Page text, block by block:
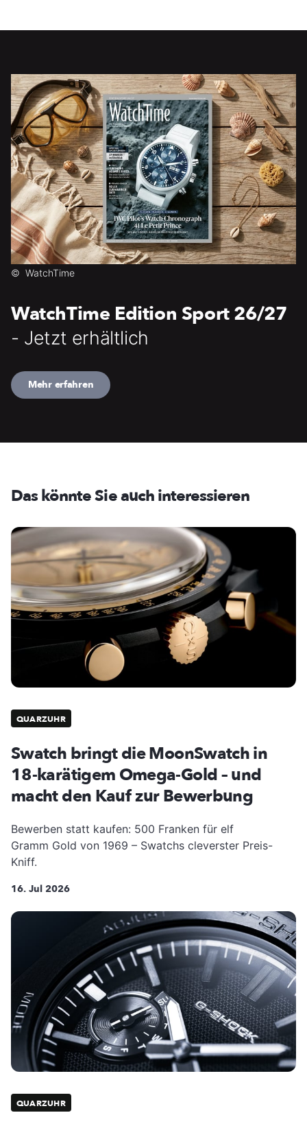
© WatchTime
WatchTime Edition Sport 26/27
- Jetzt erhältlich
Mehr erfahren
Das könnte Sie auch interessieren
QUARZUHR
Swatch bringt die MoonSwatch in
18-karätigem Omega-Gold – und
macht den Kauf zur Bewerbung
Bewerben statt kaufen: 500 Franken für elf
Gramm Gold von 1969 – Swatchs cleverster Preis-
Kniff.
16. Jul 2026
QUARZUHR